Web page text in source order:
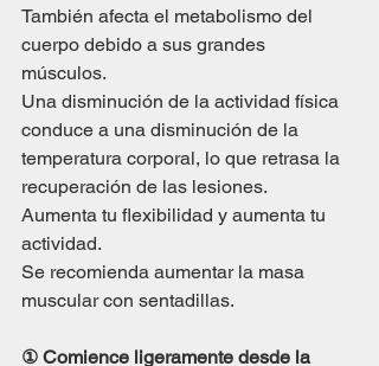
También afecta el metabolismo del
cuerpo debido a sus grandes
músculos.
Una disminución de la actividad física
conduce a una disminución de la
temperatura corporal, lo que retrasa la
recuperación de las lesiones.
Aumenta tu flexibilidad y aumenta tu
actividad.
Se recomienda aumentar la masa
muscular con sentadillas.
① Comience ligeramente desde la